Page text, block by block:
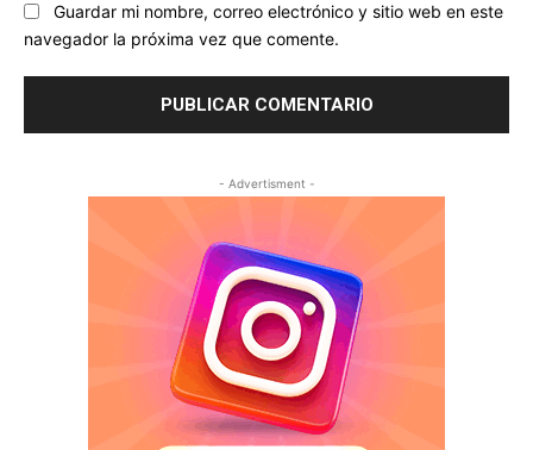
Guardar mi nombre, correo electrónico y sitio web en este
navegador la próxima vez que comente.
- Advertisment -